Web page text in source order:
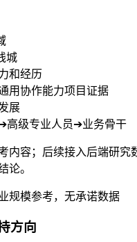
城
和经历
用协作能力项目证据
展
高级专业人员➔业务骨干
内容；后续接入后端研究
论。
规模参考，无承诺数据
方向